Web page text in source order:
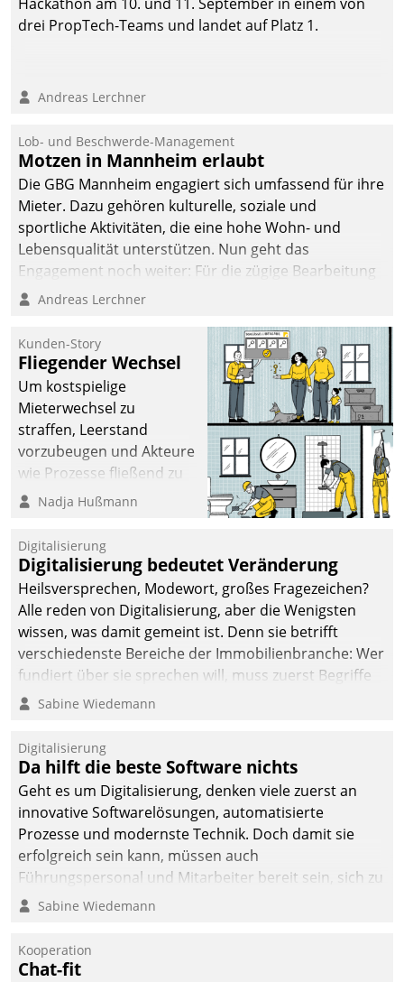
drei PropTech-Teams und landet auf Platz 1.
Andreas Lerchner
Lob- und Beschwerde-Management
Motzen in Mannheim erlaubt
Die GBG Mannheim engagiert sich umfassend für ihre
Mieter. Dazu gehören kulturelle, soziale und
sportliche Aktivitäten, die eine hohe Wohn- und
Lebensqualität unterstützen. Nun geht das
Engagement noch weiter: Für die zügige Bearbeitung
von Beschwerden – oder Lob – richtet das
und Beschwerde-Management einen eigenen Kanal
ein.
Andreas Lerchner
Kunden-Story
Fliegender Wechsel
Um kostspielige
Mieterwechsel zu
straffen, Leerstand
vorzubeugen und Akteure
wie Prozesse fließend zu
vernetzen, nutzt die
Jahresbeginn eine
Überblick, Einsicht und
Eingriff bietende Lösung.
Zur Entwicklung setzte
man auf
Cloudtechnologie,
bewährte und Startup-
agile Projektmethoden.
Nadja Hußmann
Digitalisierung
Digitalisierung bedeutet Veränderung
Heilsversprechen, Modewort, großes Fragezeichen?
Alle reden von Digitalisierung, aber die Wenigsten
wissen, was damit gemeint ist. Denn sie betrifft
verschiedenste Bereiche der Immobilienbranche: Wer
fundiert über sie sprechen will, muss zuerst Begriffe
klären. Ein Aspekt ist die betriebliche Optimierung:
Einsparungen durch optimierte und automatisierte
Prozesse. Doch man darf nicht zu viel erwarten: Allein
mit der Einführung einer neuen Software ist es nicht
getan. Die Digitalisierung erfordert von Unternehmen
die Bereitschaft, sich zu überprüfen, zu hinterfragen
und zu verändern.
Sabine Wiedemann
Digitalisierung
Da hilft die beste Software nichts
Geht es um Digitalisierung, denken viele zuerst an
innovative Softwarelösungen, automatisierte
Prozesse und modernste Technik. Doch damit sie
erfolgreich sein kann, müssen auch
Führungspersonal und Mitarbeiter bereit sein, sich zu
verändern und anzupassen, sonst werden sie an ihr
Sabine Wiedemann
Kooperation
Chat-fit